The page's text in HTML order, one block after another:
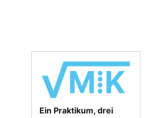
Ein Praktikum, drei